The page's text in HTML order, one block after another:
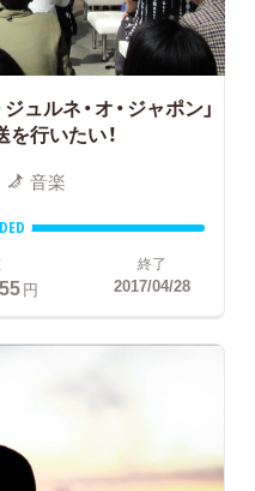
ュルネ・オ・ジャポン」
行いたい！
音楽
円
終了
2017/04/28